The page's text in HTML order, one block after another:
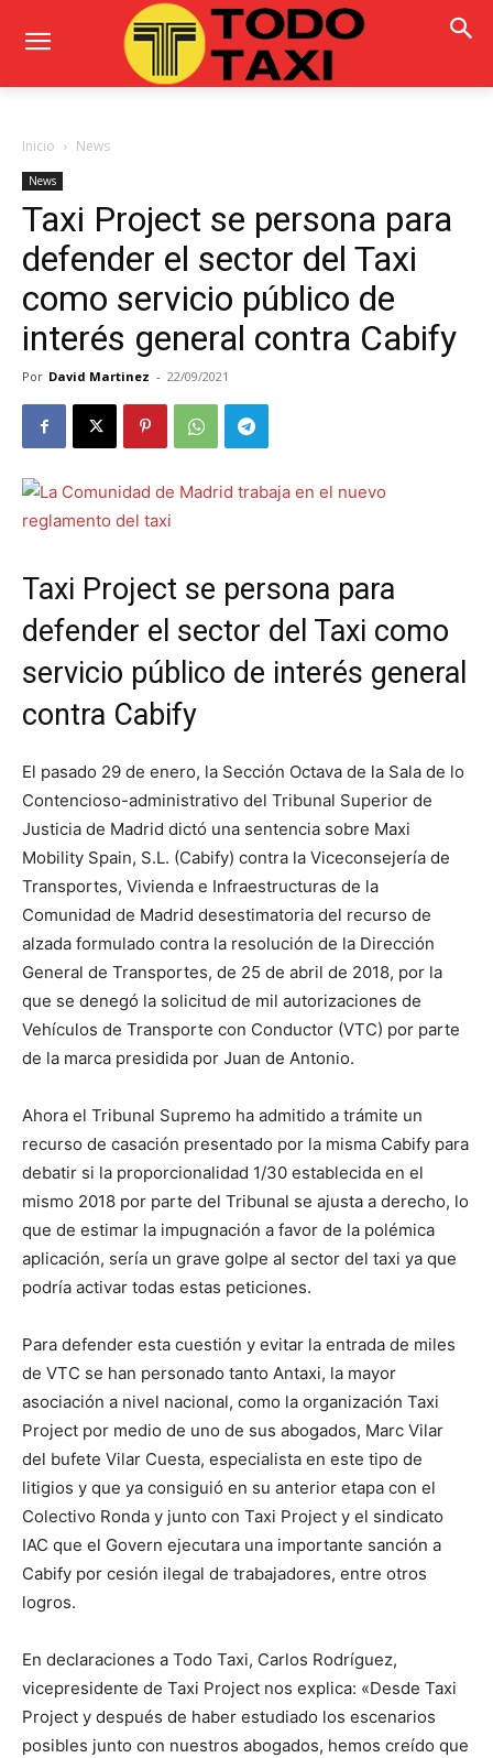
Inicio News
News
Taxi Project se persona para
defender el sector del Taxi
como servicio público de
interés general contra Cabify
Por David Martinez - 22/09/2021
Taxi Project se persona para
defender el sector del Taxi como
servicio público de interés general
contra Cabify
El pasado 29 de enero, la Sección Octava de la Sala de lo
Contencioso-administrativo del Tribunal Superior de
Justicia de Madrid dictó una sentencia sobre Maxi
Mobility Spain, S.L. (Cabify) contra la Viceconsejería de
Transportes, Vivienda e Infraestructuras de la
Comunidad de Madrid desestimatoria del recurso de
alzada formulado contra la resolución de la Dirección
General de Transportes, de 25 de abril de 2018, por la
que se denegó la solicitud de mil autorizaciones de
Vehículos de Transporte con Conductor (VTC) por parte
de la marca presidida por Juan de Antonio.
Ahora el Tribunal Supremo ha admitido a trámite un
recurso de casación presentado por la misma Cabify para
debatir si la proporcionalidad 1/30 establecida en el
mismo 2018 por parte del Tribunal se ajusta a derecho, lo
que de estimar la impugnación a favor de la polémica
aplicación, sería un grave golpe al sector del taxi ya que
podría activar todas estas peticiones.
Para defender esta cuestión y evitar la entrada de miles
de VTC se han personado tanto Antaxi, la mayor
asociación a nivel nacional, como la organización Taxi
Project por medio de uno de sus abogados, Marc Vilar
del bufete Vilar Cuesta, especialista en este tipo de
litigios y que ya consiguió en su anterior etapa con el
Colectivo Ronda y junto con Taxi Project y el sindicato
IAC que el Govern ejecutara una importante sanción a
Cabify por cesión ilegal de trabajadores, entre otros
logros.
En declaraciones a Todo Taxi, Carlos Rodríguez,
vicepresidente de Taxi Project nos explica: «Desde Taxi
Project y después de haber estudiado los escenarios
posibles junto con nuestros abogados, hemos creído que